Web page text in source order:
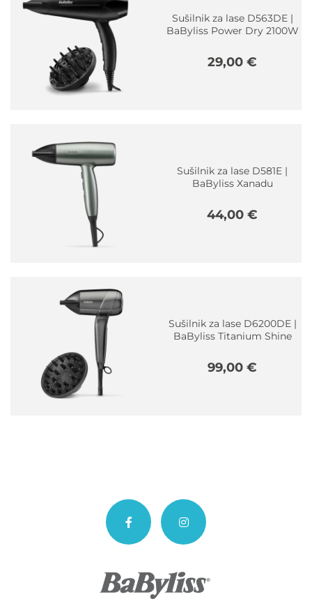
Sušilnik za lase D563DE |
BaByliss Power Dry 2100W
29,00 €
Sušilnik za lase D581E |
BaByliss Xanadu
44,00 €
Sušilnik za lase D6200DE |
BaByliss Titanium Shine
99,00 €